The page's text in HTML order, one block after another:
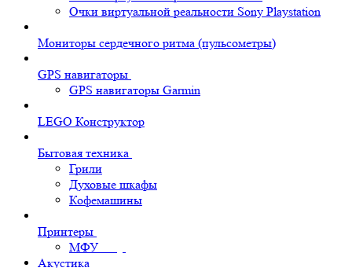
Очки виртуальной реальности Sony Playstation
Мониторы сердечного ритма (пульсометры)
GPS навигаторы
GPS навигаторы Garmin
LEGO Конструктор
Бытовая техника
Грили
Духовые шкафы
Кофемашины
Принтеры
МФУ
Акустика